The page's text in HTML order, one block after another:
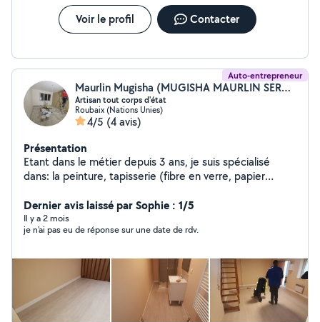
Voir le profil Contacter
Auto-entrepreneur
Maurlin Mugisha (MUGISHA MAURLIN SERVICES)
Artisan tout corps d'état
Roubaix (Nations Unies)
4/5 (4 avis)
Présentation
Etant dans le métier depuis 3 ans, je suis spécialisé
dans: la peinture, tapisserie (fibre en verre, papier
un travail propre, professionnel et je suis à l'écoute.
Dernier avis laissé par Sophie : 1/5
Il y a 2 mois
je n'ai pas eu de réponse sur une date de rdv.